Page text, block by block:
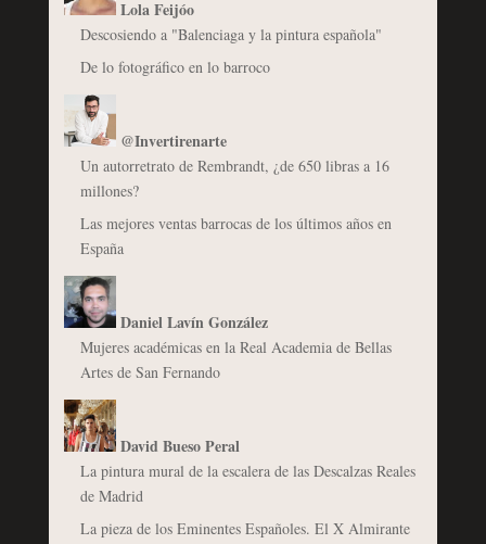
Lola Feijóo
Descosiendo a "Balenciaga y la pintura española"
De lo fotográfico en lo barroco
@Invertirenarte
Un autorretrato de Rembrandt, ¿de 650 libras a 16
millones?
Las mejores ventas barrocas de los últimos años en
España
Daniel Lavín González
Mujeres académicas en la Real Academia de Bellas
Artes de San Fernando
David Bueso Peral
La pintura mural de la escalera de las Descalzas Reales
de Madrid
La pieza de los Eminentes Españoles. El X Almirante